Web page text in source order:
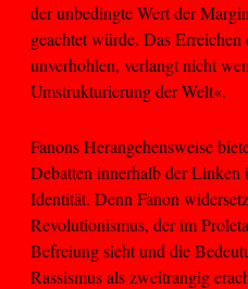
der unbedingte Wert der
geachtet würde. Das
unverhohlen, verlangt nicht
Umstrukturierung der Welt«.
Fanons Herangehensweise
Debatten innerhalb der Linken
Identität. Denn Fanon
Revolutionismus, der im
Befreiung sieht und die
Rassismus als zweitrangig